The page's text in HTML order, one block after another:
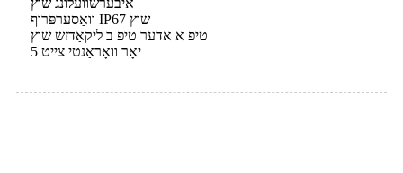
איבערשוועלונג שוץ
וואַסערפּרוף IP67 שוץ
טיפ א אדער טיפ ב ליקאַדזש שוץ
5 יאָר וואָראַנטי צייט